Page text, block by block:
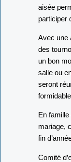
aisée
participer
Avec une
des
un bon
salle ou
seront
En
mariage,
fin
Comité